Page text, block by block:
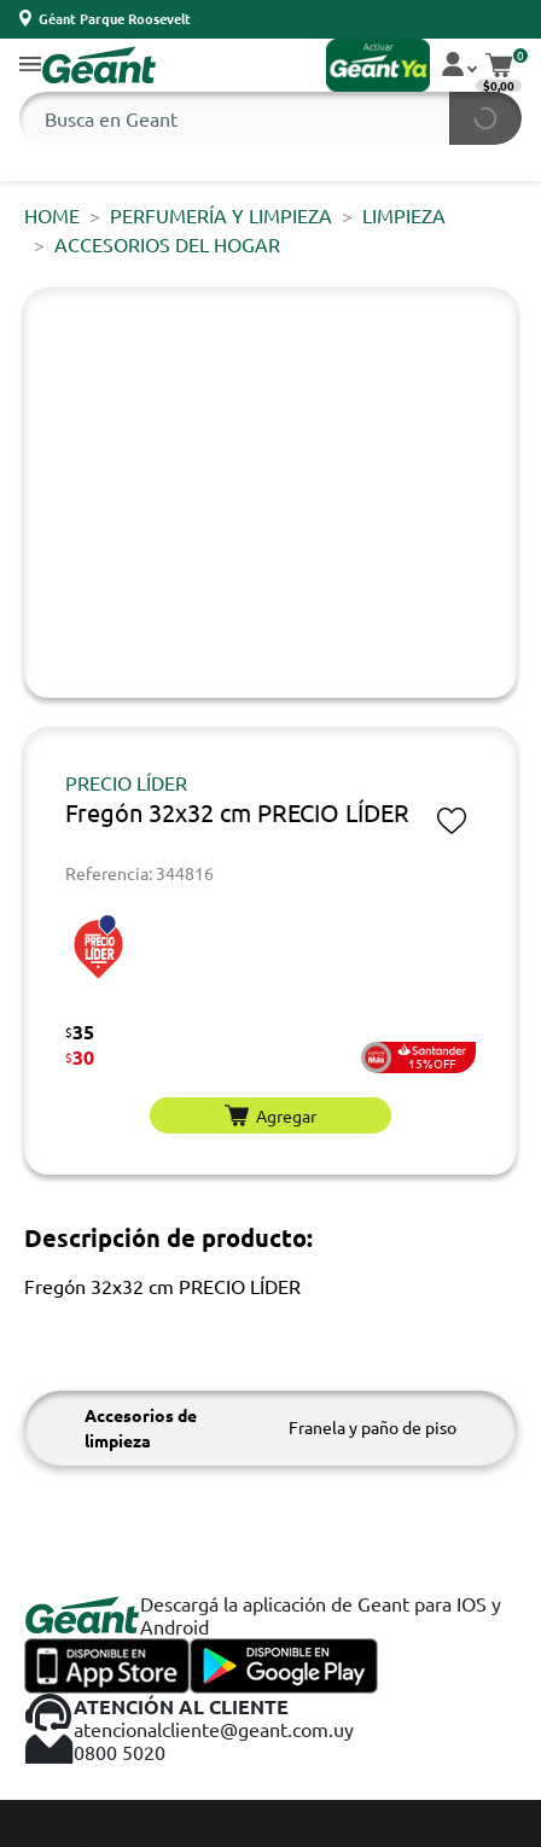
Géant Parque Roosevelt
0
$0,00
HOME PERFUMERÍA Y LIMPIEZA
LIMPIEZA
ACCESORIOS DEL HOGAR
PRECIO LÍDER
Fregón 32x32 cm PRECIO LÍDER
Referencia: 344816
$35
$30 15%OFF
Agregar
Descripción de producto:
Fregón 32x32 cm PRECIO LÍDER
Accesorios de
limpieza
Franela y paño de piso
Descargá la aplicación de Geant para IOS y
Android
ATENCIÓN AL CLIENTE
atencionalcliente@geant.com.uy
0800 5020